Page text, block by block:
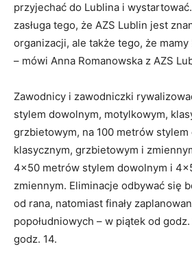
przyjechać do Lublina i
zasługa tego, że AZS Lublin jest
organizacji, ale także tego, że
– mówi Anna Romanowska z AZS
Zawodnicy i zawodniczki
stylem dowolnym, motylkowym,
grzbietowym, na 100 metrów stylem
klasycznym, grzbietowym i
4×50 metrów stylem dowolnym i
zmiennym. Eliminacje odbywać się
od rana, natomiast finały
popołudniowych – w piątek od
godz. 14.